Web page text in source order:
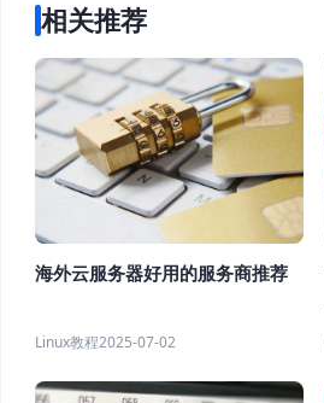
相关推荐
海外云服务器好用的服务商推荐
Linux教程2025-07-02